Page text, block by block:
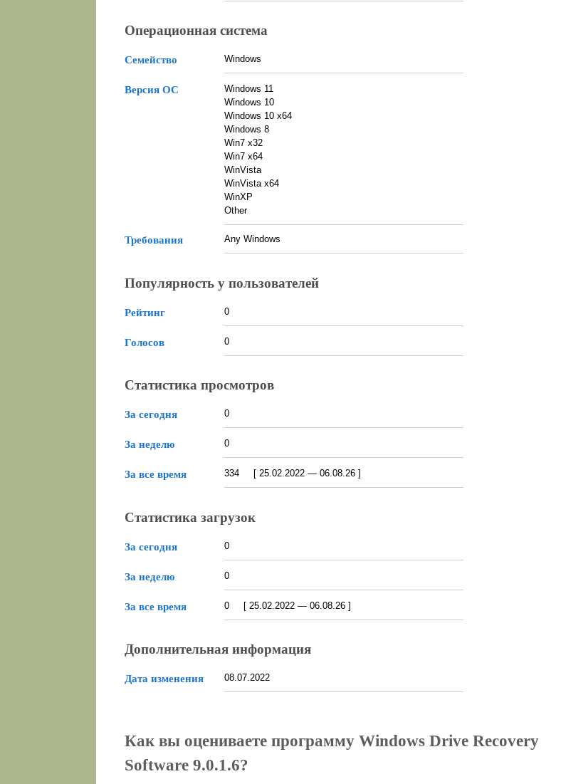
Операционная система
Семейство Windows
Версия ОС
Windows 11
Windows 10
Windows 10 x64
Windows 8
Win7 x32
Win7 x64
WinVista
WinVista x64
WinXP
Other
Требования Any Windows
Популярность у пользователей
Рейтинг 0
Голосов 0
Статистика просмотров
За сегодня 0
За неделю 0
За все время 334 [ 25.02.2022 — 06.08.26 ]
Статистика загрузок
За сегодня 0
За неделю 0
За все время 0 [ 25.02.2022 — 06.08.26 ]
Дополнительная информация
Дата изменения 08.07.2022
Как вы оцениваете программу Windows Drive Recovery
Software 9.0.1.6?